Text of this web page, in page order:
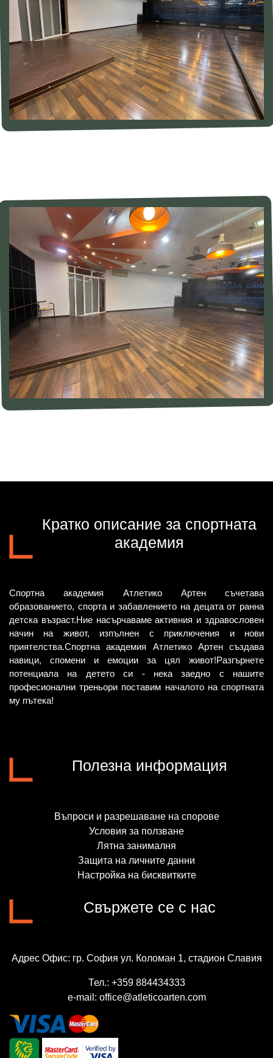
Кратко описание за спортната
академия
Спортна академия Атлетико Артен съчетава
образованието, спорта и забавлението на децата от ранна
детска възраст.Ние насърчаваме активния и здравословен
начин на живот, изпълнен с приключения и нови
приятелства.Спортна академия Атлетико Артенсъздава
навици, спомени и емоции за цял живот!Разгърнете
потенциала на детето си - нека заедно с нашите
професионални треньори поставим началото на спортната
му пътека!
Полезна информация
Въпроси и разрешаване на спорове
Условия за ползване
Лятна занималня
Защита на личните данни
Настройка на бисквитките
Свържете се с нас
Адрес Офис: гр. София ул. Коломан 1, стадион Славия
Тел.: +359 884434333
е-mail: office@atleticoarten.com